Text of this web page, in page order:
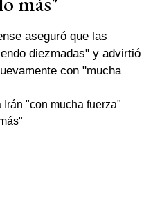
aseguró que las
diezmadas" y advirtió
con "mucha